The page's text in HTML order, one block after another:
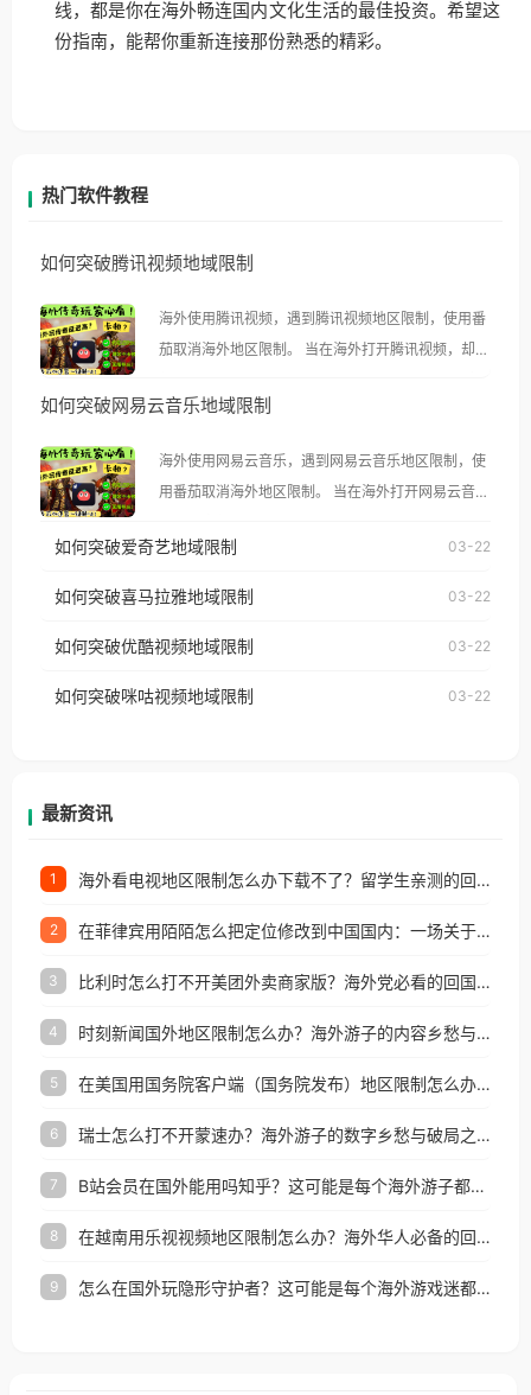
线，都是你在海外畅连国内文化生活的最佳投资。希望这
份指南，能帮你重新连接那份熟悉的精彩。
热门软件教程
如何突破腾讯视频地域限制
海外使用腾讯视频，遇到腾讯视频地区限制，使用番
茄取消海外地区限制。 当在海外打开腾讯视频，却突
示语。 海外用户如香港、澳门、台湾、美国、加拿
像其他音乐平台一样，出现地区及版权限制问题，且
仅能在中国大陆地区播放。 遇到这个问题的朋友们，
使用番茄回国加速器，即可解决「海外用户收听腾讯
台湾、美国、加拿大、澳大利亚、欧洲等国家和地区
权限制所困扰。
如何突破网易云音乐地域限制
海外使用网易云音乐，遇到网易云音乐地区限制，使
用番茄取消海外地区限制。 当在海外打开网易云音
播放”的提示语。 海外用户如香港、澳门、台湾、美
国、加拿大、澳大利亚、欧洲等国家和地区时，网易
制问题，且仅能在中国大陆地区播放。 遇到这个问题
户收听网易云音乐地区版权限制」的问题，无论人在
如何突破爱奇艺地域限制 03-22
如何突破喜马拉雅地域限制 03-22
如何突破优酷视频地域限制 03-22
如何突破咪咕视频地域限制 03-22
最新资讯
1 海外看电视地区限制怎么办下载不了？留学生亲测的回国加速方案（附2026世界杯观赛技巧）
2 在菲律宾用陌陌怎么把定位修改到中国国内：一场关于归属感与连接的探索
3 比利时怎么打不开美团外卖商家版？海外党必看的回国加速全攻略
4 时刻新闻国外地区限制怎么办？海外游子的内容乡愁与破局之路
5 在美国用国务院客户端（国务院发布）地区限制怎么办？3步解决海外看国内内容难题
6 瑞士怎么打不开蒙速办？海外游子的数字乡愁与破局之路
7 B站会员在国外能用吗知乎？这可能是每个海外游子都问过的问题
8 在越南用乐视视频地区限制怎么办？海外华人必备的回国加速攻略
9 怎么在国外玩隐形守护者？这可能是每个海外游戏迷都问过的问题